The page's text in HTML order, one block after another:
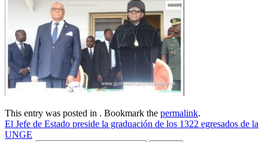
This entry was posted in . Bookmark the permalink.
El Jefe de Estado preside la graduación de los 1322 egresados de la
UNGE